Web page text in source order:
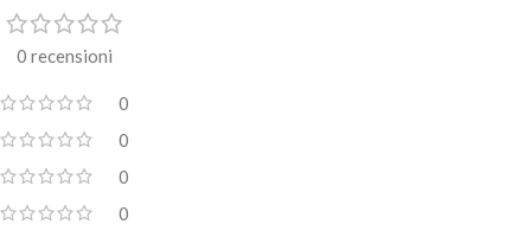
Nuova formula potenziata e
performante
Effetto perlato luminoso che cambia
con la luce
Polimerizzazione LED 48W – 90
0 recensioni
0
0
0
0